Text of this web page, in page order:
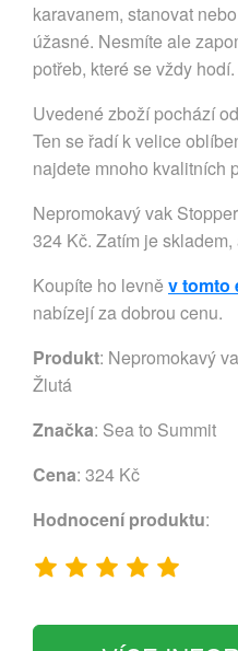
karavanem, stanovat
úžasné. Nesmíte ale
potřeb, které se vždy hodí.
Uvedené zboží pochází
Ten se řadí k velice
najdete mnoho kvalitních
Nepromokavý vak
324 Kč. Zatím je
Koupíte ho levně v tomto
nabízejí za dobrou cenu.
Produkt: Nepromokavý
Žlutá
Značka: Sea to Summit
Cena: 324 Kč
Hodnocení produktu: